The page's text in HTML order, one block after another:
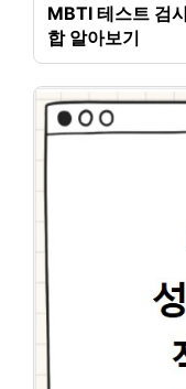
MBTI 테스트 검
합 알아보기